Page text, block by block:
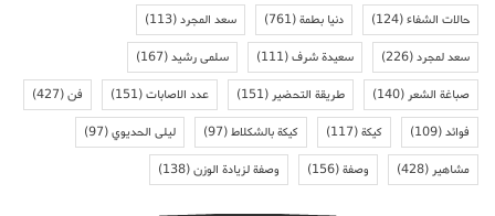
حالات الشفاء(124) دنيا بطمة(761) سعد المجرد(113)
سعد لمجرد(226) سعيدة شرف(111) سلمى رشيد(167)
صباغة الشعر(140) طريقة التحضير(151) عدد الاصابات(151) فن(427)
فوائد(109) كيكة(117) كيكة بالشكلاط(97) ليلى الحديوي(97)
مشاهير(428) وصفة(156) وصفة لزيادة الوزن(138)